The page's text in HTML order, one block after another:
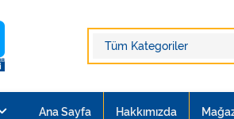
Ana Sayfa Hakkımızda